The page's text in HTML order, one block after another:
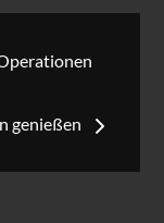
genießen